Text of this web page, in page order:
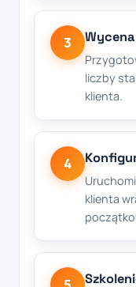
3
liczby
klienta.
4
klienta